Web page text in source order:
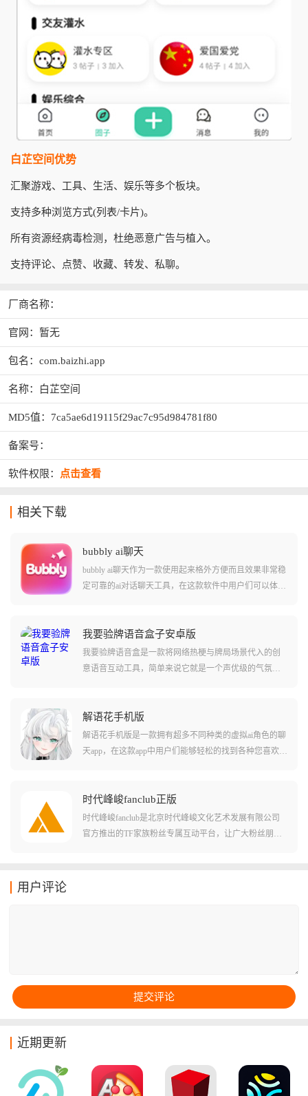
白芷空间优势
汇聚游戏、工具、生活、娱乐等多个板块。
支持多种浏览方式(列表/卡片)。
所有资源经病毒检测，杜绝恶意广告与植入。
支持评论、点赞、收藏、转发、私聊。
厂商名称：
官网：暂无
包名：com.baizhi.app
名称：白芷空间
MD5值：7ca5ae6d19115f29ac7c95d984781f80
备案号：
软件权限： 点击查看
相关下载
bubbly ai聊天
bubbly ai聊天作为一款使用起来格外方便而且效果非常稳
定可靠的ai对话聊天工具，在这款软件中用户们可以体验
他ai聊天app上和角色的对话记录和角色卡等设定。让您
从不同软件之间迁移没有任何难度！软件中还可以让用
户们体验到许多不同的对话内容，感受和角色的深度互
我要验牌语音盒子安卓版
我要验牌语音盒是一款将网络热梗与牌局场景代入的创
意语音互动工具，简单来说它就是一个声优级的气氛组
方的底牌，瞬间把紧张的牌局变成喜剧现场，整活效果
直接拉满。
解语花手机版
解语花手机版是一款拥有超多不同种类的虚拟ai角色的聊
天app，在这款app中用户们能够轻松的找到各种您喜欢的
色的每个细节，甚至包括立绘和穿衣风格等这些也是可
以变化的!在软件中用户们还可以套皮为这些虚拟角色，
展开全新的虚拟社交玩法!
时代峰峻fanclub正版
时代峰峻fanclub是北京时代峰峻文化艺术发展有限公司
官方推出的TF家族粉丝专属互动平台，让广大粉丝朋友
用户评论
近期更新